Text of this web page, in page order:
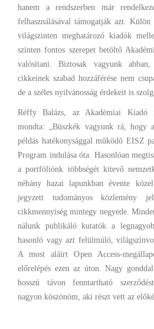
hanem a rendszerben már
felhasználásával támogatják azt.
világszinten meghatározó kiadók
szinten fontos szerepet betöltő
valósítani. Biztosak vagyunk
cikkeinek szabad hozzáférése nem
de a széles nyilvánosság érdekeit is
Réffy Balázs, az Akadémiai Kiadó
mondta: „Büszkék vagyunk rá, hogy
példás hatékonysággal működő EISZ
Program indulása óta. Hasonlóan
a portfóliónk többségét kitevő
néhány hazai lapunkban évente
jegyzett tudományos közlemény
cikkmennyiség mintegy negyede.
nálunk publikáló kutatók a
hasonló vagy azt felülmúló,
A most aláírt Open Access-
előrelépés ezen az úton. Nagy
hosszú távon fenntartható
nagyon köszönöm, aki részt vett az